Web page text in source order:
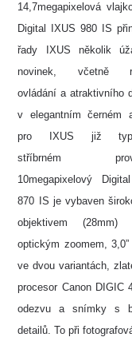
14,7megapixelová
Digital IXUS 980 IS
řady IXUS několik
novinek, včetně
ovládání a atraktivního
v elegantním černém
pro IXUS již
stříbrném
10megapixelový
870 IS je vybaven
objektivem
optickým zoomem,
ve dvou variantách,
procesor Canon DIGIC
odezvu a snímky s
detailů. To při